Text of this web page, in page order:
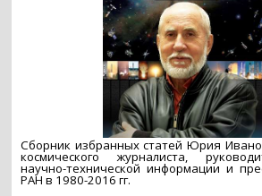
Сборник избранных статей Юрия
космического журналиста,
научно-технической информации и
РАН в 1980-2016 гг.